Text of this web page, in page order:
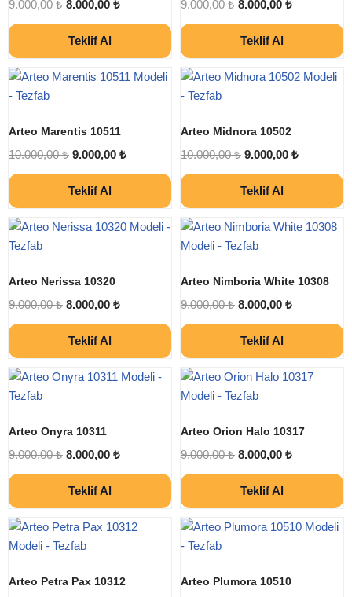
9.000,00₺ 8.000,00 ₺
Teklif Al
9.000,00₺ 8.000,00 ₺
Teklif Al
Arteo Marentis 10511
10.000,00₺ 9.000,00 ₺
Teklif Al
Arteo Midnora 10502
10.000,00₺ 9.000,00 ₺
Teklif Al
Arteo Nerissa 10320
9.000,00₺ 8.000,00 ₺
Teklif Al
Arteo Nimboria White 10308
9.000,00₺ 8.000,00 ₺
Teklif Al
Arteo Onyra 10311
9.000,00₺ 8.000,00 ₺
Teklif Al
Arteo Orion Halo 10317
9.000,00₺ 8.000,00 ₺
Teklif Al
Arteo Petra Pax 10312 Arteo Plumora 10510